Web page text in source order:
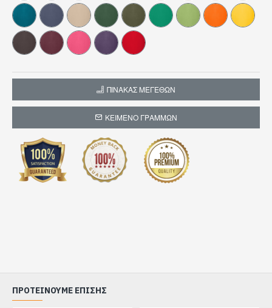
ΠΊΝΑΚΑΣ ΜΕΓΕΘΏΝ
ΚΕΊΜΕΝΟ ΓΡΑΜΜΏΝ
ΠΡΟΤΕΊΝΟΥΜΕ ΕΠΊΣΗΣ